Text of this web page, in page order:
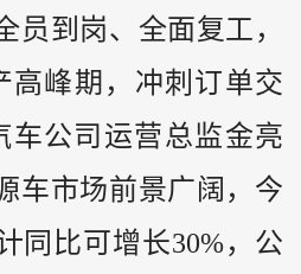
员到岗、全面复工，
高峰期，冲刺订单交
车公司运营总监金亮
车市场前景广阔，今
同比可增长30%，公